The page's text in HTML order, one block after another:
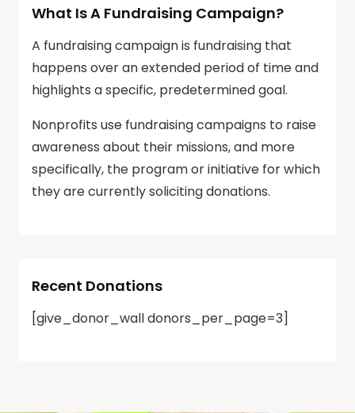
What Is A Fundraising Campaign?
A fundraising campaign is fundraising that
happens over an extended period of time and
highlights a specific, predetermined goal.
Nonprofits use fundraising campaigns to raise
awareness about their missions, and more
specifically, the program or initiative for which
they are currently soliciting donations.
Recent Donations
[give_donor_wall donors_per_page=3]